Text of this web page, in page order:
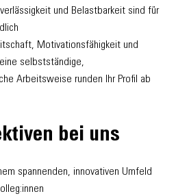
und Belastbarkeit sind für
Motivationsfähigkeit und
selbstständige,
Arbeitsweise runden Ihr Profil ab
bei uns
spannenden, innovativen Umfeld